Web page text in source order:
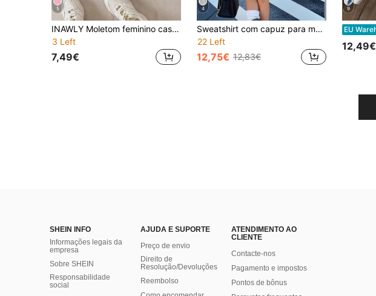
5
INAWLY Moletom feminino casual com estampa de panda, cinza escuro em tons quentes, adequado para fotografia de rua, uso diário, esportes, outono/inverno, volta às aulas
3 Left
7,49€
4
Sweatshirt com capuz para mulher, moda outono/inverno, com estampado "No Time For Your", macia e confortável, top de lã polar para outono/inverno
22 Left
12,75€ 12,83€
9
12,49€
SHEIN INFO
Informações legais da
empresa
Sobre SHEIN
Responsabilidade
social
AJUDA E SUPORTE
Preço de envio
Direito de
Resolução/Devoluções
Reembolso
ATENDIMENTO AO
CLIENTE
Contacte-nos
Pagamento e impostos
Pontos de bônus